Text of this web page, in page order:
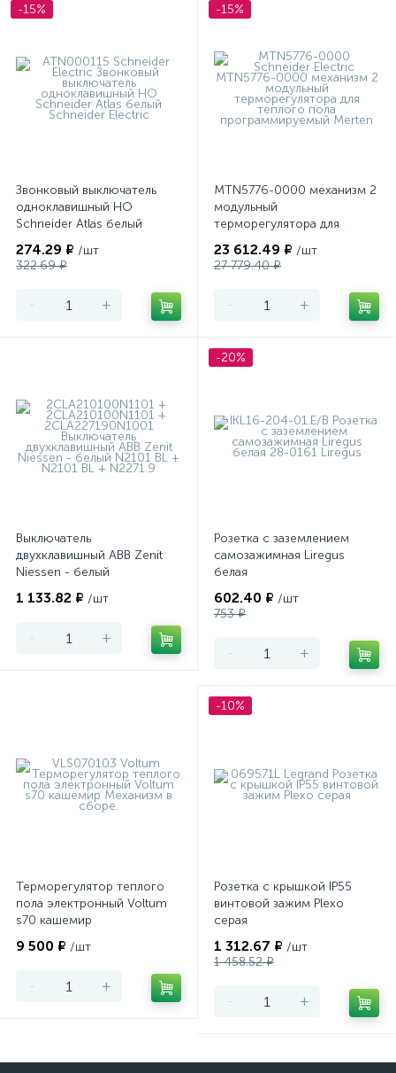
-15%
Звонковый выключатель
одноклавишный НО
Schneider Atlas белый
274.29 ₽ /шт
322.69 ₽
- +
-15%
MTN5776-0000 механизм 2
модульный
терморегулятора для
программируемый Merten
23 612.49 ₽ /шт
27 779.40 ₽
- +
Выключатель
двухклавишный ABB Zenit
Niessen - белый
1 133.82 ₽ /шт
- +
-20%
Розетка с заземлением
самозажимная Liregus
белая
602.40 ₽ /шт
753 ₽
- +
Терморегулятор теплого
пола электронный Voltum
s70 кашемир
9 500 ₽ /шт
- +
-10%
Розетка с крышкой IP55
винтовой зажим Plexo
серая
1 312.67 ₽ /шт
1 458.52 ₽
- +